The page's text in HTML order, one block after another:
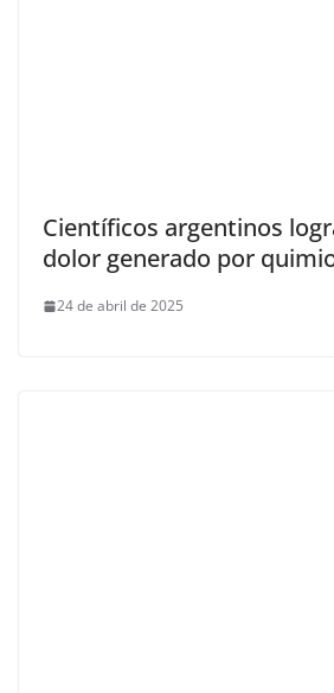
Científicos argentinos
dolor generado por
24 de abril de 2025